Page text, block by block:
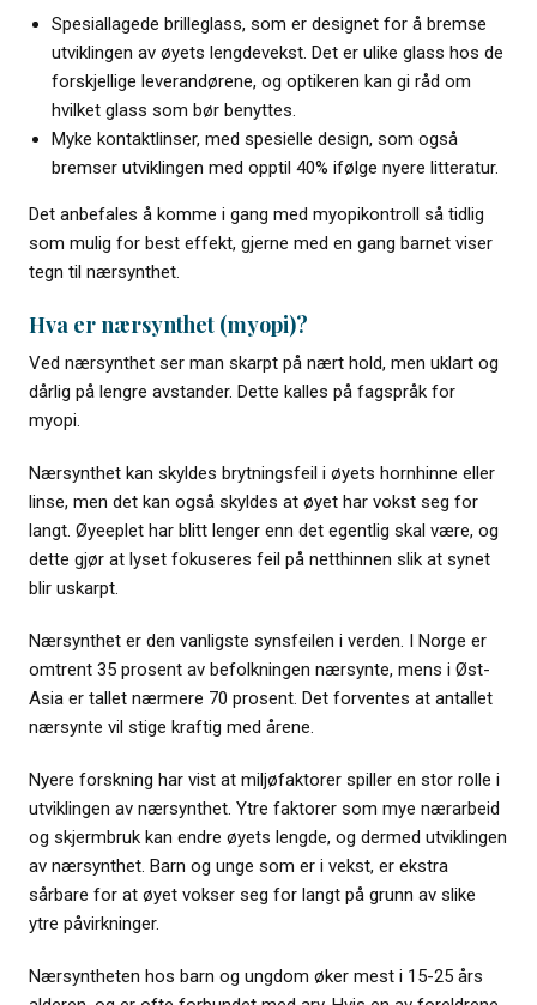
Spesiallagede brilleglass, som er designet for å bremse
utviklingen av øyets lengdevekst. Det er ulike glass hos de
forskjellige leverandørene, og optikeren kan gi råd om
hvilket glass som bør benyttes.
Myke kontaktlinser, med spesielle design, som også
bremser utviklingen med opptil 40% ifølge nyere litteratur.
Det anbefales å komme i gang med myopikontroll så tidlig
som mulig for best effekt, gjerne med en gang barnet viser
tegn til nærsynthet.
Hva er nærsynthet (myopi)?
Ved nærsynthet ser man skarpt på nært hold, men uklart og
dårlig på lengre avstander. Dette kalles på fagspråk for
myopi.
Nærsynthet kan skyldes brytningsfeil i øyets hornhinne eller
linse, men det kan også skyldes at øyet har vokst seg for
langt. Øyeeplet har blitt lenger enn det egentlig skal være, og
dette gjør at lyset fokuseres feil på netthinnen slik at synet
blir uskarpt.
Nærsynthet er den vanligste synsfeilen i verden. I Norge er
omtrent 35 prosent av befolkningen nærsynte, mens i Øst-
Asia er tallet nærmere 70 prosent. Det forventes at antallet
nærsynte vil stige kraftig med årene.
Nyere forskning har vist at miljøfaktorer spiller en stor rolle i
utviklingen av nærsynthet. Ytre faktorer som mye nærarbeid
og skjermbruk kan endre øyets lengde, og dermed utviklingen
av nærsynthet. Barn og unge som er i vekst, er ekstra
sårbare for at øyet vokser seg for langt på grunn av slike
ytre påvirkninger.
Nærsyntheten hos barn og ungdom øker mest i 15-25 års